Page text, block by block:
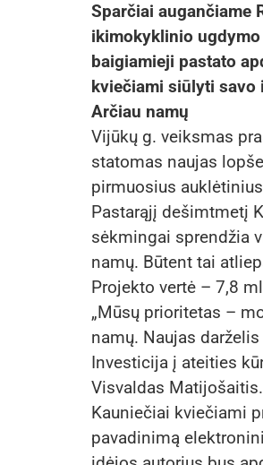
Sparčiai augančiame
ikimokyklinio
baigiamieji pastato
kviečiami siūlyti savo
Arčiau namų
Vijūkų g. veiksmas
statomas naujas
pirmuosius
Pastarąjį dešimtmetį
sėkmingai sprendžia
namų. Būtent tai
Projekto vertė – 7,8
„Mūsų prioritetas –
namų. Naujas
Investicija į ateities
Visvaldas Matijošaitis.
Kauniečiai kviečiami
pavadinimą